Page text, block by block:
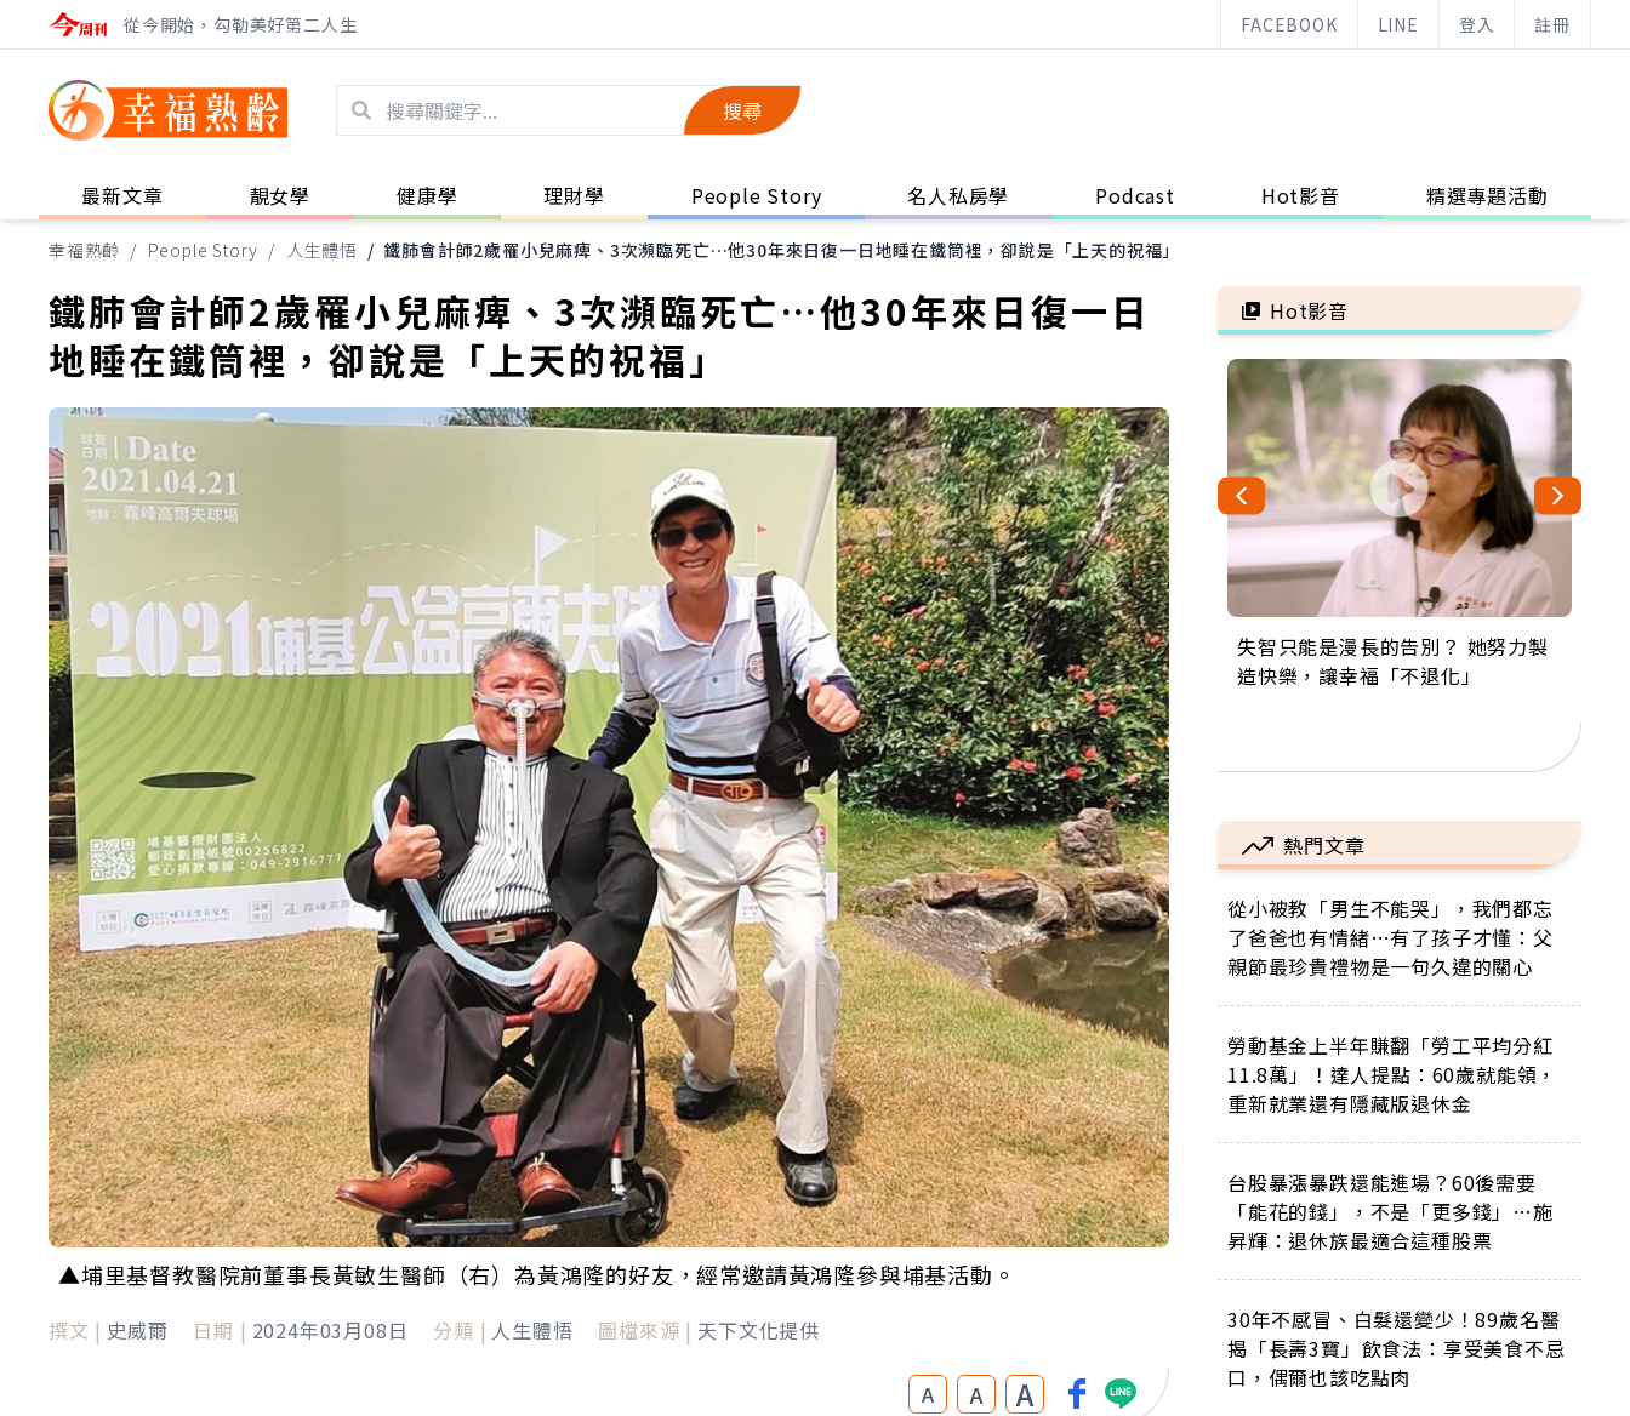
從今開始，勾勒美好第二人生 FACEBOOK LINE 登入 註冊
搜尋
最新文章 靚女學 健康學 理財學 People Story 名人私房學 Podcast Hot影音 精選專題活動
幸福熟齡 / People Story / 人生體悟 / 鐵肺會計師2歲罹小兒麻痺、3次瀕臨死亡…他30年來日復一日地睡在鐵筒裡，卻說是「上天的祝福」
鐵肺會計師2歲罹小兒麻痺、3次瀕臨死亡…他30年來日復一日
地睡在鐵筒裡，卻說是「上天的祝福」
▲埔里基督教醫院前董事長黃敏生醫師（右）為黃鴻隆的好友，經常邀請黃鴻隆參與埔基活動。
撰文 | 史威爾 日期 | 2024年03月08日 分類 | 人生體悟 圖檔來源 | 天下文化提供
A A A
Hot影音
失智只能是漫長的告別？ 她努力製
造快樂，讓幸福「不退化」
來自剛果的巧克力神父 為台灣奉獻
36年 「台灣是我的家，我連作夢都
63歲卸矽谷副總、搬回台灣找快
樂！「蛋黃哥小丑」走進安養院，
104歲打破金氏世界紀錄 成為全球
最年長羽球選手，分享長壽的秘密
事業巔峰他選擇追夢…黑手阿伯拉
小提琴還登上小巨蛋！連CNN都大
熱門文章
從小被教「男生不能哭」，我們都忘
了爸爸也有情緒…有了孩子才懂：父
親節最珍貴禮物是一句久違的關心
勞動基金上半年賺翻「勞工平均分紅
11.8萬」！達人提點：60歲就能領，
重新就業還有隱藏版退休金
台股暴漲暴跌還能進場？60後需要
「能花的錢」，不是「更多錢」…施
昇輝：退休族最適合這種股票
30年不感冒、白髮還變少！89歲名醫
揭「長壽3寶」飲食法：享受美食不忌
口，偶爾也該吃點肉